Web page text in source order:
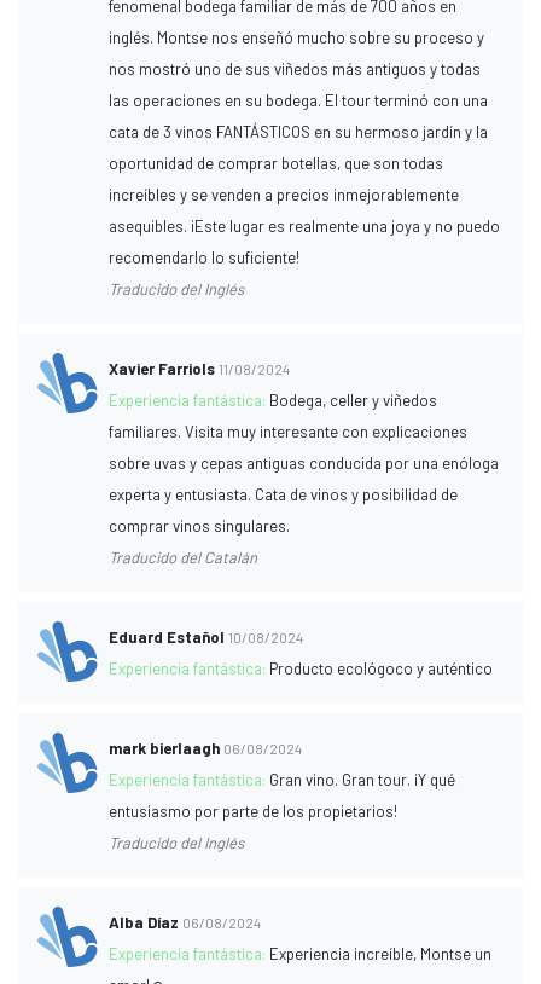
fenomenal bodega familiar de más de 700 años en
inglés. Montse nos enseñó mucho sobre su proceso y
nos mostró uno de sus viñedos más antiguos y todas
las operaciones en su bodega. El tour terminó con una
cata de 3 vinos FANTÁSTICOS en su hermoso jardín y la
oportunidad de comprar botellas, que son todas
increíbles y se venden a precios inmejorablemente
asequibles. ¡Este lugar es realmente una joya y no puedo
recomendarlo lo suficiente!
Traducido del Inglés
Xavier Farriols 11/08/2024
Experiencia fantástica: Bodega, celler y viñedos
familiares. Visita muy interesante con explicaciones
sobre uvas y cepas antiguas conducida por una enóloga
experta y entusiasta. Cata de vinos y posibilidad de
comprar vinos singulares.
Traducido del Catalán
Eduard Estañol 10/08/2024
Experiencia fantástica: Producto ecológoco y auténtico
mark bierlaagh 06/08/2024
Experiencia fantástica: Gran vino. Gran tour. ¡Y qué
entusiasmo por parte de los propietarios!
Traducido del Inglés
Alba Díaz 06/08/2024
Experiencia fantástica: Experiencia increíble, Montse un